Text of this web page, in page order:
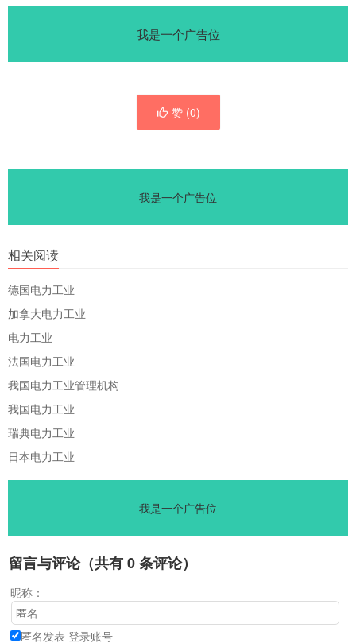
我是一个广告位
赞 (0)
我是一个广告位
相关阅读
德国电力工业
加拿大电力工业
电力工业
法国电力工业
我国电力工业管理机构
我国电力工业
瑞典电力工业
日本电力工业
我是一个广告位
留言与评论（共有0条评论）
昵称：
匿名发表 登录账号